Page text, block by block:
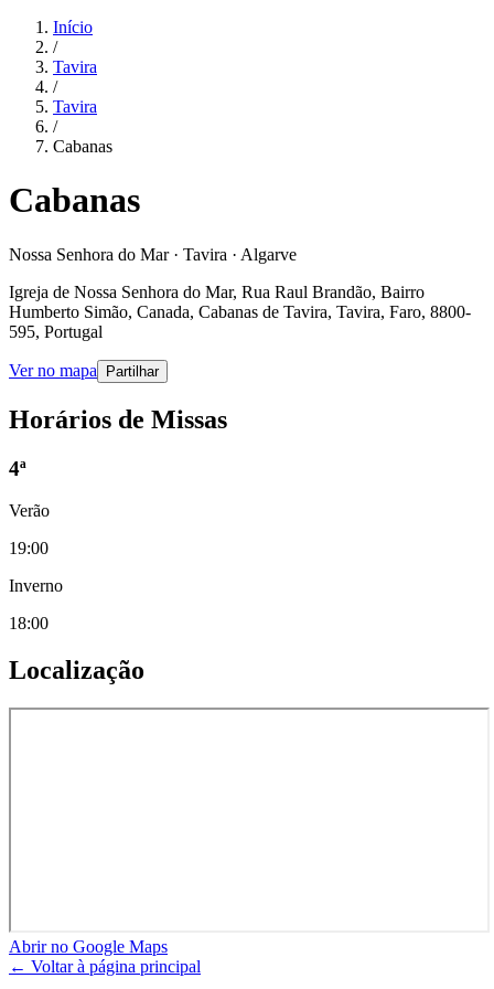
Início
/
Tavira
/
Tavira
/
Cabanas
Cabanas
Nossa Senhora do Mar · Tavira · Algarve
Igreja de Nossa Senhora do Mar, Rua Raul Brandão, Bairro
Humberto Simão, Canada, Cabanas de Tavira, Tavira, Faro, 8800-
595, Portugal
Ver no mapa Partilhar
Horários de Missas
4ª
Verão
19:00
Inverno
18:00
Localização
Abrir no Google Maps
← Voltar à página principal